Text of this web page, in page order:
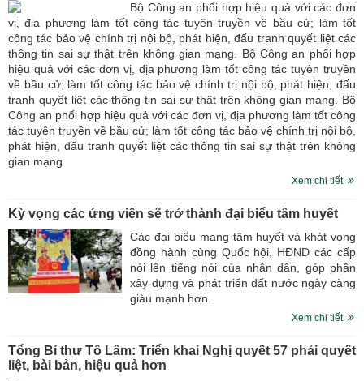
Bộ Công an phối hợp hiệu quả với các đơn
vị, địa phương làm tốt công tác tuyên truyền về bầu cử; làm tốt
công tác bảo vệ chính trị nội bộ, phát hiện, đấu tranh quyết liệt các
thông tin sai sự thật trên không gian mạng. Bộ Công an phối hợp
hiệu quả với các đơn vị, địa phương làm tốt công tác tuyên truyền
về bầu cử; làm tốt công tác bảo vệ chính trị nội bộ, phát hiện, đấu
tranh quyết liệt các thông tin sai sự thật trên không gian mạng. Bộ
Công an phối hợp hiệu quả với các đơn vị, địa phương làm tốt công
tác tuyên truyền về bầu cử; làm tốt công tác bảo vệ chính trị nội bộ,
phát hiện, đấu tranh quyết liệt các thông tin sai sự thật trên không
gian mạng.
Xem chi tiết
Kỳ vọng các ứng viên sẽ trở thành đại biểu tâm huyết
Các đại biểu mang tâm huyết và khát vọng
đồng hành cùng Quốc hội, HĐND các cấp
nói lên tiếng nói của nhân dân, góp phần
xây dựng và phát triển đất nước ngày càng
giàu mạnh hơn.
Xem chi tiết
Tổng Bí thư Tô Lâm: Triển khai Nghị quyết 57 phải quyết
liệt, bài bản, hiệu quả hơn